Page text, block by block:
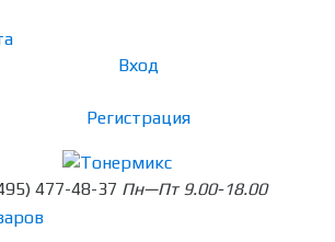
Вход
Регистрация
477-48-37 Пн—Пт 9.00-18.00